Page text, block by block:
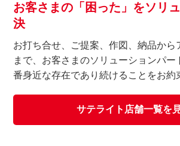
お客さまの「困った」をソリ
決
お打ち合せ、ご提案、作図、納品から
まで、 お客さまのソリューションパー
番身近な存在であり続けることをお約
サテライト店舗一覧を